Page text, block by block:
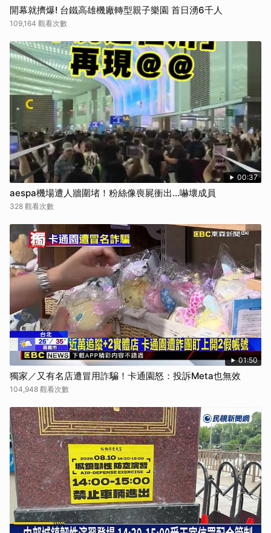
開幕就擠爆! 台鐵高雄機廠轉型親子樂園 首日湧6千人
109,164 觀看次數
00:37
aespa機場遭人牆圍堵！粉絲像喪屍衝出...嚇壞成員
328 觀看次數
01:50
獨家／又有名店遭冒用詐騙！卡通園怒：投訴Meta也無效
104,948 觀看次數